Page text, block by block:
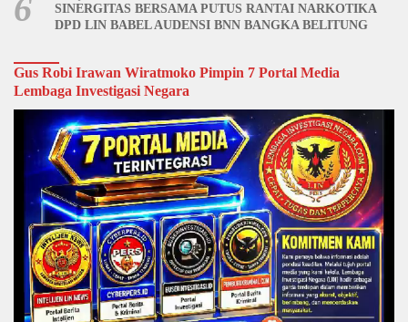
6
SINERGITAS BERSAMA PUTUS RANTAI NARKOTIKA
DPD LIN BABEL AUDENSI BNN BANGKA BELITUNG
Gus Robi Irawan Wiratmoko Pimpin 7 Portal Media
Lembaga Investigasi Negara
Video
Player